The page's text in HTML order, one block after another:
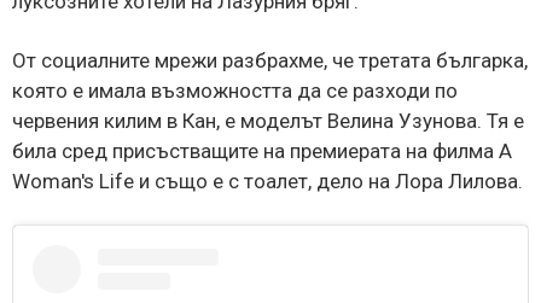
От социалните мрежи разбрахме, че третата българка,
която е имала възможността да се разходи по
червения килим в Кан, е моделът Велина Узунова. Тя е
била сред присъстващите на премиерата на филма A
Woman's Life и също е с тоалет, дело на Лора Лилова.